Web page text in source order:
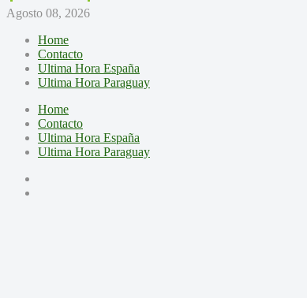
Agosto 08, 2026
Home
Contacto
Ultima Hora España
Ultima Hora Paraguay
Home
Contacto
Ultima Hora España
Ultima Hora Paraguay